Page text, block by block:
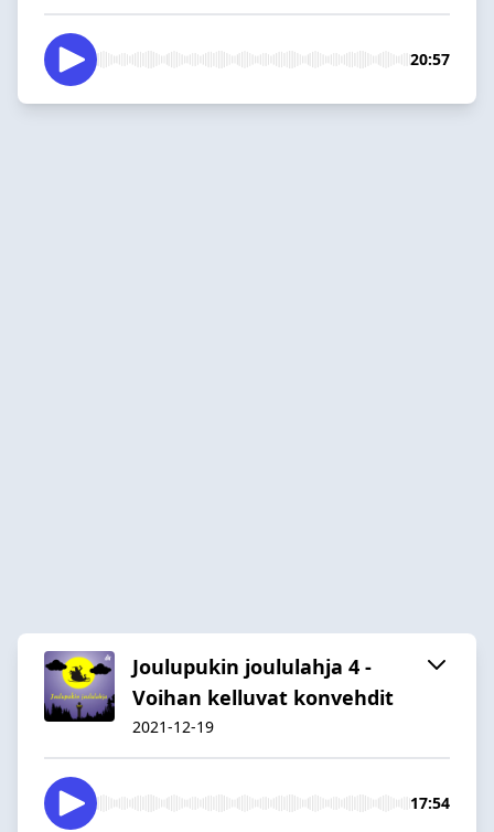
20:57
Joulupukin joululahja 4 -
Voihan kelluvat konvehdit
2021-12-19
17:54